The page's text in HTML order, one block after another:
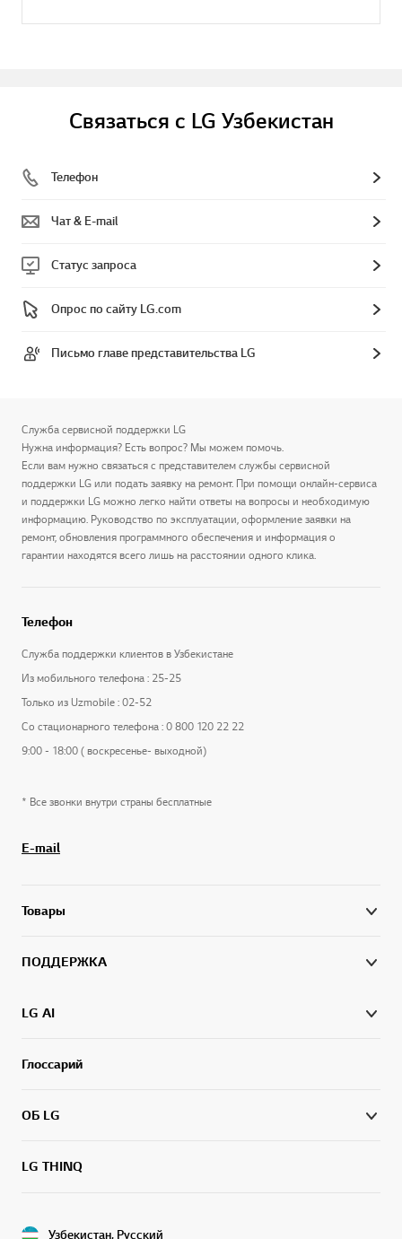
Связаться с LG Узбекистан
Телефон
Чат & E-mail
Статус запроса
Опрос по сайту LG.com
Письмо главе представительства LG
Служба сервисной поддержки LG
Нужна информация? Есть вопрос? Мы можем помочь.
Если вам нужно связаться с представителем службы сервисной
поддержки LG или подать заявку на ремонт. При помощи онлайн-сервиса
и поддержки LG можно легко найти ответы на вопросы и необходимую
информацию. Руководство по эксплуатации, оформление заявки на
ремонт, обновления программного обеспечения и информация о
гарантии находятся всего лишь на расстоянии одного клика.
Телефон
Служба поддержки клиентов в Узбекистане
Из мобильного телефона : 25-25
Только из Uzmobile : 02-52
Со стационарного телефона : 0 800 120 22 22
9:00 - 18:00 ( воскресенье- выходной)
* Все звонки внутри страны бесплатные
E-mail
Товары
ПОДДЕРЖКА
LG AI
Глоссарий
ОБ LG
LG THINQ
Узбекистан, Русский